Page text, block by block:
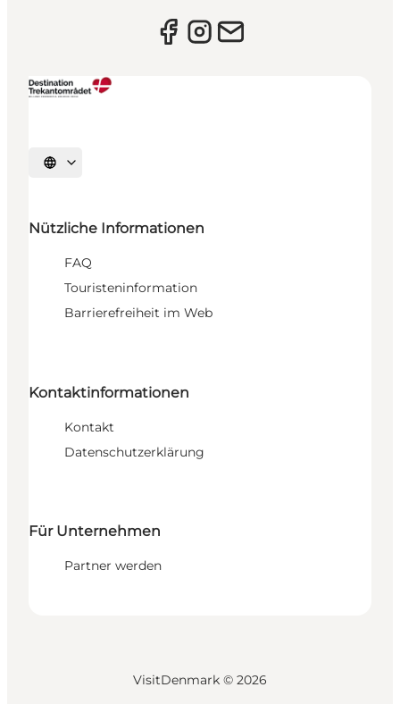
Sprache auswählen
Nützliche Informationen
FAQ
Touristeninformation
Barrierefreiheit im Web
Kontaktinformationen
Kontakt
Datenschutzerklärung
Für Unternehmen
Partner werden
VisitDenmark © 2026